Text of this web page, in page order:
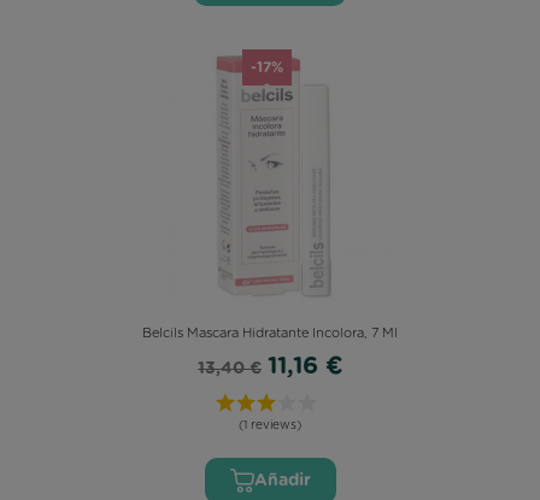
Belcils Mascara Hidratante Incolora, 7 Ml
13,40 € 11,16 €
(1 reviews)
Añadir
-17%